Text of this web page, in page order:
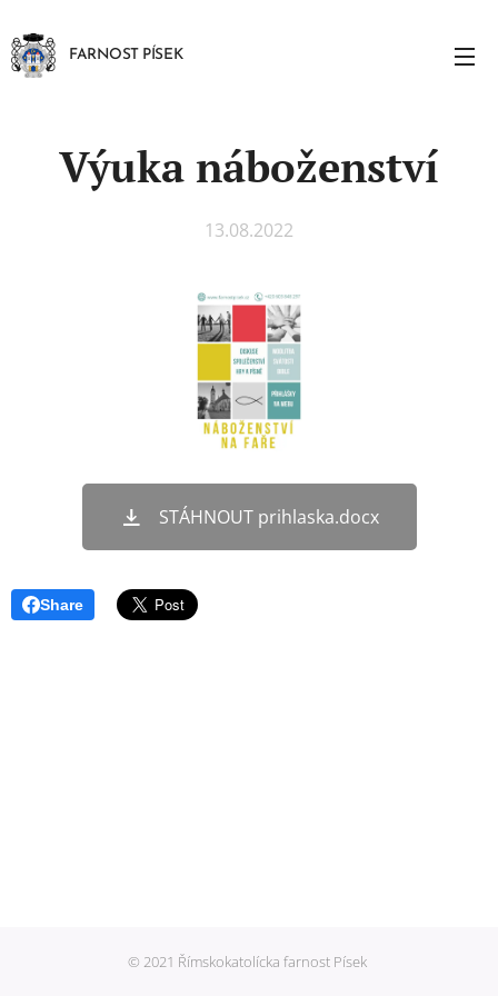
FARNOST PÍSEK
Výuka náboženství
13.08.2022
STÁHNOUT prihlaska.docx
Share
© 2021 Římskokatolícka farnost Písek